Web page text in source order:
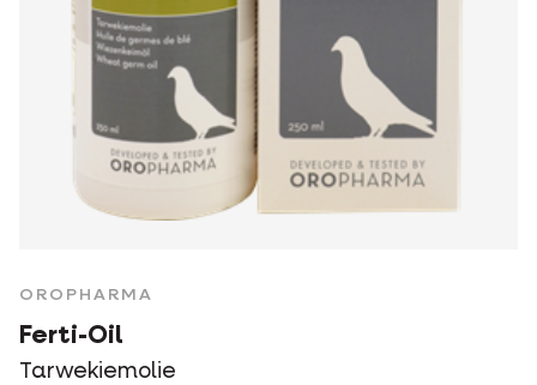
OROPHARMA
Ferti-Oil
Tarwekiemolie